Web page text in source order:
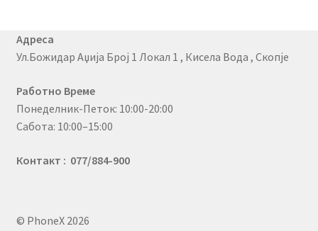
Адреса
Ул.Божидар Аџија Број 1 Локал 1 , Кисела Вода , Скопје
Работно Време
Понеделник-Петок: 10:00-20:00
Сабота: 10:00–15:00
Контакт : 077/884-900
© PhoneX 2026